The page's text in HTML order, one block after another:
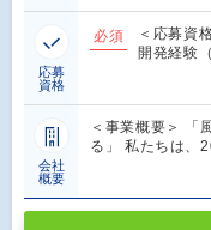
応募
資格
必須
＜応募資
開発経験
会社
概要
＜事業概要＞ 「
る」 私たちは、